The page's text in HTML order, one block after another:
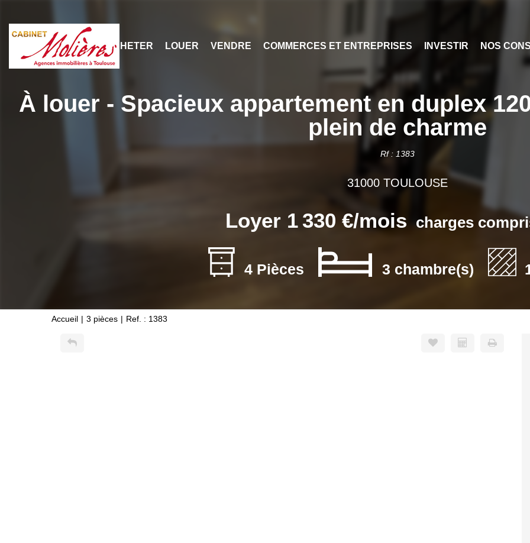
ACHETER LOUER VENDRE COMMERCES ET ENTREPRISES INVESTIR NOS CONSEILS
À louer - Spacieux appartement en duplex
plein de charme
Rf : 1383
31000 TOULOUSE
Loyer 1 330 €/mois charges
4 Pièces 3 chambre(s)
Accueil 3 pièces Ref. : 1383